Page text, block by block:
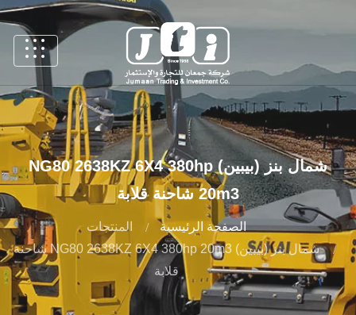
شمال بنز (بيبين) NG80 2638KZ 6X4 380hp
20m3 شاحنة قلابة
الصفحة الرئيسية
المنتجات
شمال بنز (بيبين) NG80 2638KZ 6X4 380hp 20m3 شاحنة
قلابة